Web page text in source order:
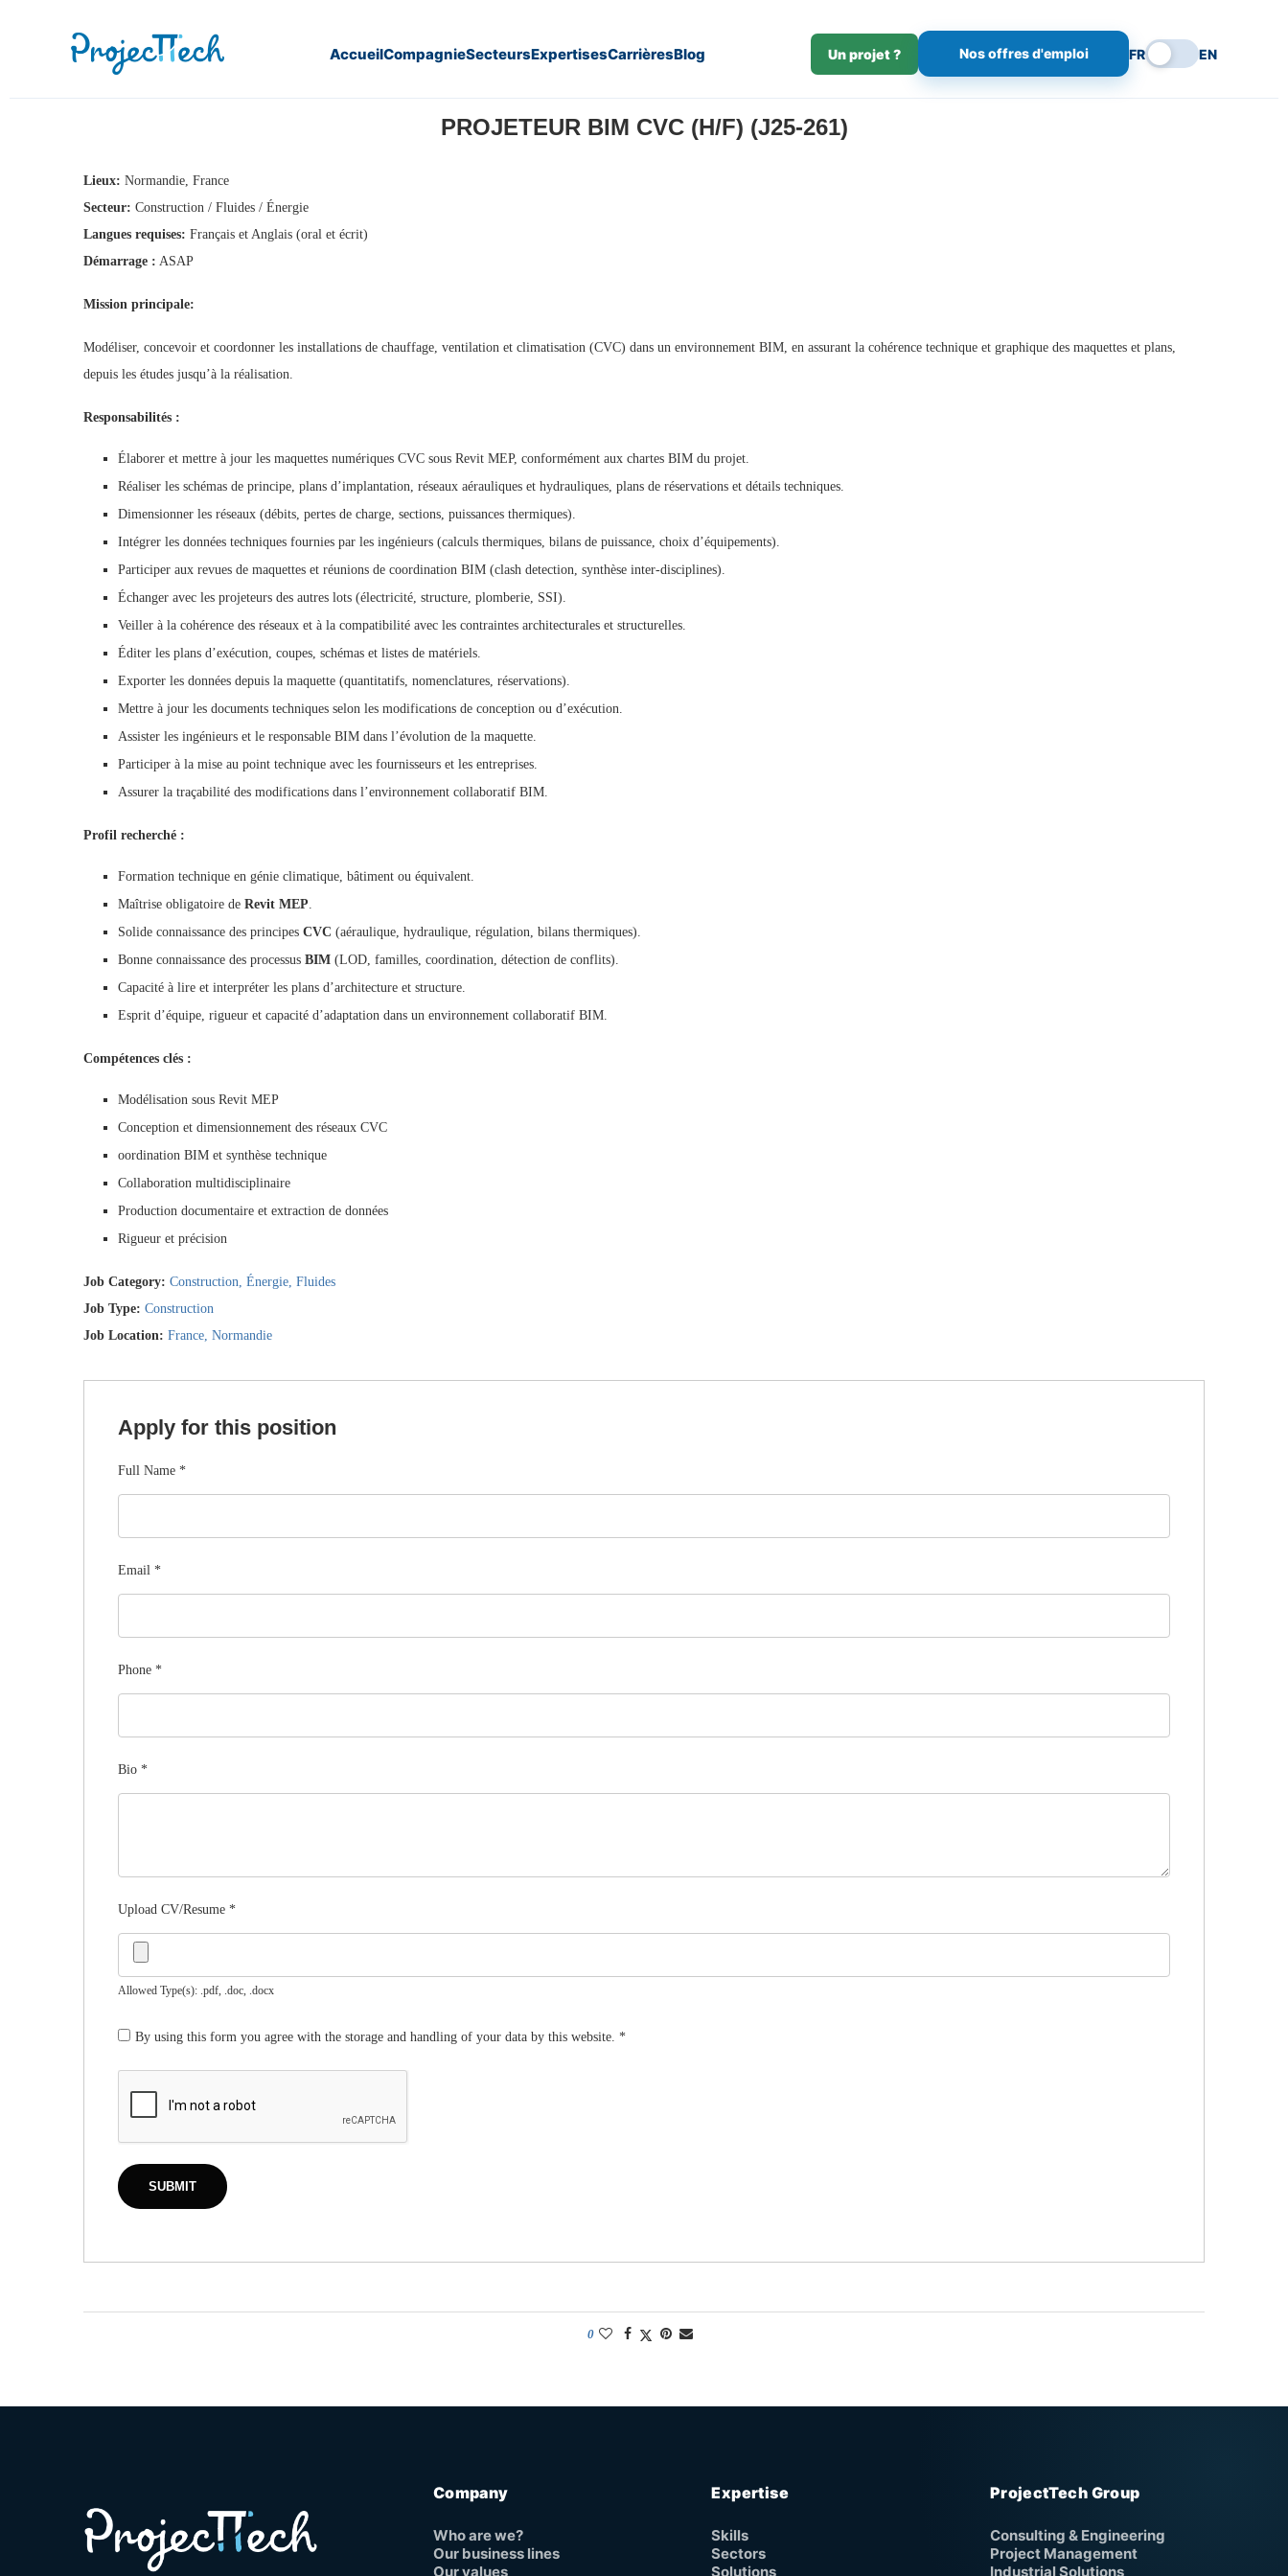
AccueilCompagnieSecteursExpertisesCarrièresBlog Un projet ? Nos offres d'emploi FR EN
PROJETEUR BIM CVC (H/F) (J25-261)
Lieux: Normandie, France
Secteur: Construction / Fluides / Énergie
Langues requises: Français et Anglais (oral et écrit)
Démarrage : ASAP
Mission principale:
Modéliser, concevoir et coordonner les installations de chauffage, ventilation et climatisation (CVC) dans un environnement BIM, en assurant la cohérence technique et graphique des maquettes et plans,
depuis les études jusqu’à la réalisation.
Responsabilités :
Élaborer et mettre à jour les maquettes numériques CVC sous Revit MEP, conformément aux chartes BIM du projet.
Réaliser les schémas de principe, plans d’implantation, réseaux aérauliques et hydrauliques, plans de réservations et détails techniques.
Dimensionner les réseaux (débits, pertes de charge, sections, puissances thermiques).
Intégrer les données techniques fournies par les ingénieurs (calculs thermiques, bilans de puissance, choix d’équipements).
Participer aux revues de maquettes et réunions de coordination BIM (clash detection, synthèse inter-disciplines).
Échanger avec les projeteurs des autres lots (électricité, structure, plomberie, SSI).
Veiller à la cohérence des réseaux et à la compatibilité avec les contraintes architecturales et structurelles.
Éditer les plans d’exécution, coupes, schémas et listes de matériels.
Exporter les données depuis la maquette (quantitatifs, nomenclatures, réservations).
Mettre à jour les documents techniques selon les modifications de conception ou d’exécution.
Assister les ingénieurs et le responsable BIM dans l’évolution de la maquette.
Participer à la mise au point technique avec les fournisseurs et les entreprises.
Assurer la traçabilité des modifications dans l’environnement collaboratif BIM.
Profil recherché :
Formation technique en génie climatique, bâtiment ou équivalent.
Maîtrise obligatoire de Revit MEP.
Solide connaissance des principes CVC (aéraulique, hydraulique, régulation, bilans thermiques).
Bonne connaissance des processus BIM (LOD, familles, coordination, détection de conflits).
Capacité à lire et interpréter les plans d’architecture et structure.
Esprit d’équipe, rigueur et capacité d’adaptation dans un environnement collaboratif BIM.
Compétences clés :
Modélisation sous Revit MEP
Conception et dimensionnement des réseaux CVC
oordination BIM et synthèse technique
Collaboration multidisciplinaire
Production documentaire et extraction de données
Rigueur et précision
Job Category: Construction Énergie Fluides
Job Type: Construction
Job Location: France Normandie
Apply for this position
Full Name *
Email *
Phone *
Bio *
Upload CV/Resume *
Allowed Type(s): .pdf, .doc, .docx
By using this form you agree with the storage and handling of your data by this website. *
0
Company
Who are we?
Our business lines
Our values
Expertise
Skills
Sectors
Solutions
ProjectTech Group
Consulting & Engineering
Project Management
Industrial Solutions